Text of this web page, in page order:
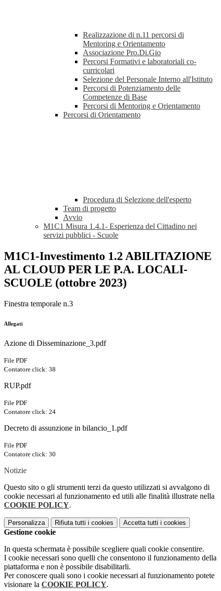
Realizzazione di n.11 percorsi di
Mentoring e Orientamento
Associazione Pro.Di.Gio
Percorsi Formativi e laboratoriali co-
curricolari
Selezione del Personale Interno all'Istituto
Percorsi di Potenziamento delle
Competenze di Base
Percorsi di Mentoring e Orientamento
Percorsi di Orientamento
Procedura di Selezione dell'esperto
Team di progetto
Avvio
M1C1 Misura 1.4.1- Esperienza del Cittadino nei
servizi pubblici - Scuole
M1C1-Investimento 1.2 ABILITAZIONE
AL CLOUD PER LE P.A. LOCALI-
SCUOLE (ottobre 2023)
Finestra temporale n.3
Allegati
Azione di Disseminazione_3.pdf
File PDF
Contatore click: 38
RUP.pdf
File PDF
Contatore click: 24
Decreto di assunzione in bilancio_1.pdf
File PDF
Contatore click: 30
Notizie
Questo sito o gli strumenti terzi da questo utilizzati si avvalgono di
cookie necessari al funzionamento ed utili alle finalità illustrate nella
COOKIE POLICY.
Personalizza Rifiuta tutti i cookies Accetta tutti i cookies
Gestione cookie
In questa schermata è possibile scegliere quali cookie consentire.
I cookie necessari sono quelli che consentono il funzionamento della
piattaforma e non è possibile disabilitarli.
Per conoscere quali sono i cookie necessari al funzionamento potete
visionare la COOKIE POLICY.